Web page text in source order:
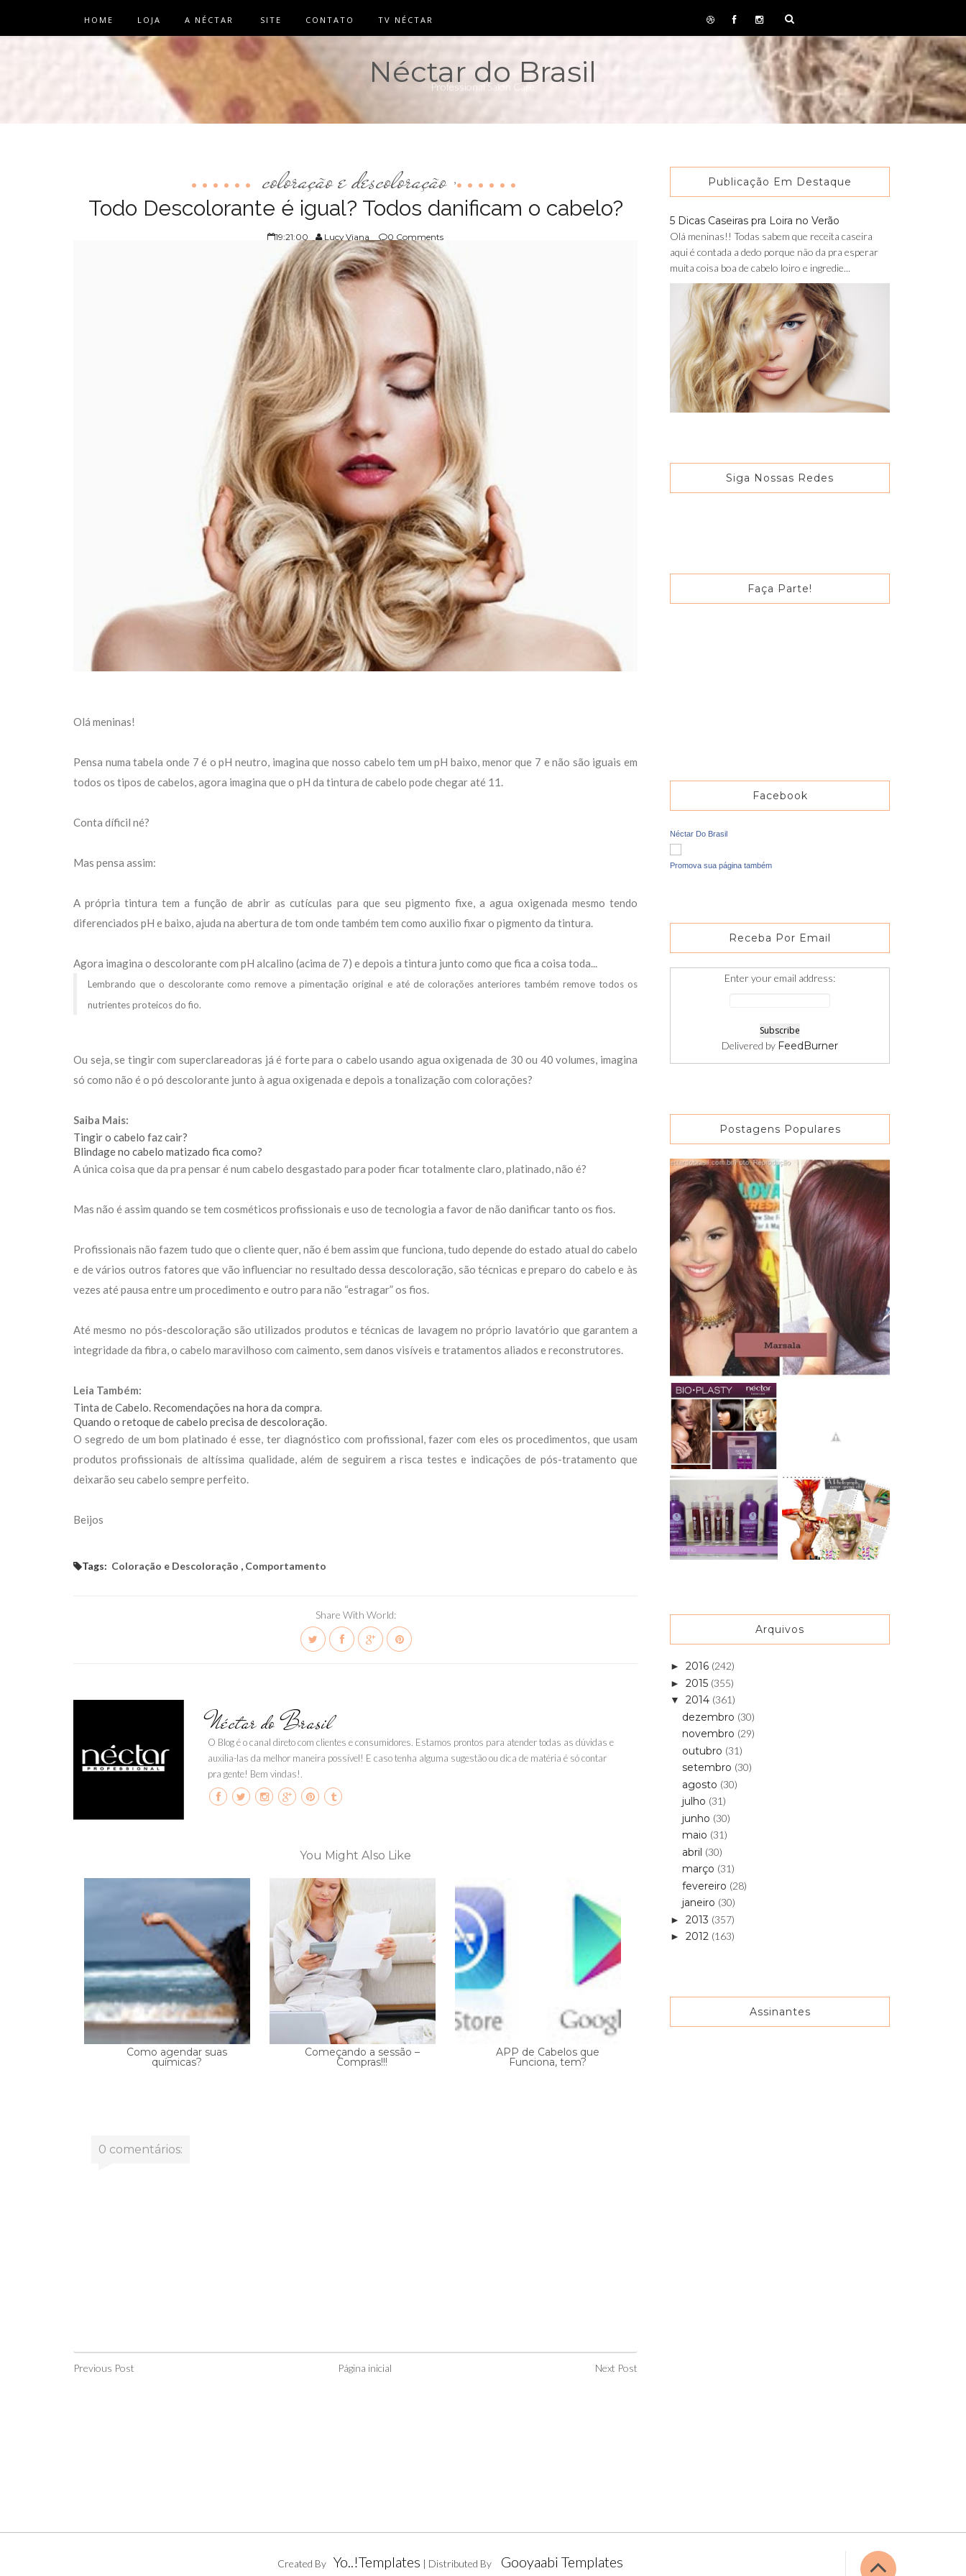
HOME LOJA A NÉCTAR SITE CONTATO TV NÉCTAR
Néctar do Brasil
Professional Salon Care
coloração e descoloração ,
Todo Descolorante é igual? Todos danificam o cabelo?
19:21:00 Lucy Viana 0 Comments
Olá meninas!
Pensa numa tabela onde 7 é o pH neutro, imagina que nosso cabelo tem um pH baixo, menor que 7 e não são iguais em
todos os tipos de cabelos, agora imagina que o pH da tintura de cabelo pode chegar até 11.
Conta díficil né?
Mas pensa assim:
A própria tintura tem a função de abrir as cutículas para que seu pigmento fixe, a agua oxigenada mesmo tendo
diferenciados pH e baixo, ajuda na abertura de tom onde também tem como auxilio fixar o pigmento da tintura.
Agora imagina o descolorante com pH alcalino (acima de 7) e depois a tintura junto como que fica a coisa toda...
Lembrando que o descolorante como remove a pimentação original e até de colorações anteriores também remove todos os
nutrientes proteicos do fio.
Ou seja, se tingir com superclareadoras já é forte para o cabelo usando agua oxigenada de 30 ou 40 volumes, imagina
só como não é o pó descolorante junto à agua oxigenada e depois a tonalização com colorações?
Saiba Mais:
Tingir o cabelo faz cair?
Blindage no cabelo matizado fica como?
A única coisa que da pra pensar é num cabelo desgastado para poder ficar totalmente claro, platinado, não é?
Mas não é assim quando se tem cosméticos profissionais e uso de tecnologia a favor de não danificar tanto os fios.
Profissionais não fazem tudo que o cliente quer, não é bem assim que funciona, tudo depende do estado atual do cabelo
e de vários outros fatores que vão influenciar no resultado dessa descoloração, são técnicas e preparo do cabelo e às
vezes até pausa entre um procedimento e outro para não “estragar” os fios.
Até mesmo no pós-descoloração são utilizados produtos e técnicas de lavagem no próprio lavatório que garantem a
integridade da fibra, o cabelo maravilhoso com caimento, sem danos visíveis e tratamentos aliados e reconstrutores.
Leia Também:
Tinta de Cabelo. Recomendações na hora da compra.
Quando o retoque de cabelo precisa de descoloração.
O segredo de um bom platinado é esse, ter diagnóstico com profissional, fazer com eles os procedimentos, que usam
produtos profissionais de altíssima qualidade, além de seguirem a risca testes e indicações de pós-tratamento que
deixarão seu cabelo sempre perfeito.
Beijos
Tags: Coloração e Descoloração , Comportamento
Share With World:
Néctar do Brasil
O Blog é o canal direto com clientes e consumidores. Estamos prontos para atender todas as dúvidas e
auxilia-las da melhor maneira possível! E caso tenha alguma sugestão ou dica de matéria é só contar
pra gente! Bem vindas!.
You Might Also Like
Como agendar suas
químicas?
Começando a sessão –
Compras!!!
APP de Cabelos que
Funciona, tem?
0 comentários:
Previous Post Página inicial Next Post
Publicação Em Destaque
5 Dicas Caseiras pra Loira no Verão
Olá meninas!! Todas sabem que receita caseira
aqui é contada a dedo porque não da pra esperar
muita coisa boa de cabelo loiro e ingredie...
Siga Nossas Redes
Faça Parte!
Facebook
Néctar Do Brasil
Promova sua página também
Receba Por Email
Enter your email address:
Delivered by FeedBurner
Postagens Populares
Arquivos
► 2016 (242)
► 2015 (355)
▼ 2014 (361)
dezembro (30)
novembro (29)
outubro (31)
setembro (30)
agosto (30)
julho (31)
junho (30)
maio (31)
abril (30)
março (31)
fevereiro (28)
janeiro (30)
► 2013 (357)
► 2012 (163)
Assinantes
Created By Yo..!Templates | Distributed By Gooyaabi Templates